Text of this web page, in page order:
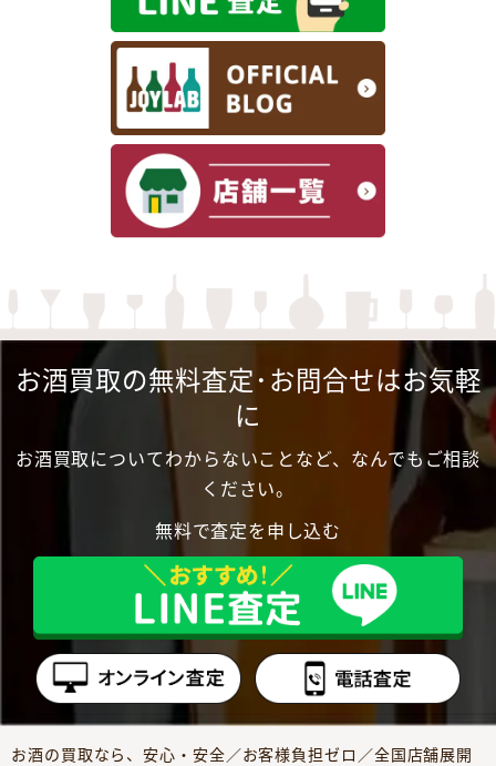
お酒買取の無料査定･お問合せはお気軽
に
お酒買取についてわからないことなど、なんでもご相談
ください。
無料で査定を申し込む
お酒の買取なら、安心・安全／お客様負担ゼロ／全国店舗展開